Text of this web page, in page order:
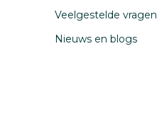
Veelgestelde vragen
Nieuws en blogs